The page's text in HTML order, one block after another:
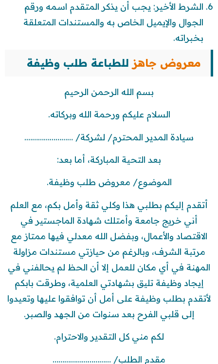
الشرط الأخير: يجب أن يذكر المتقدم اسمه ورقم
الجوال والإيميل الخاص به والمستندات المتعلقة
بخبراته.
معروض جاهز للطباعة طلب وظيفة
بسم الله الرحمن الرحيم
السلام عليكم ورحمة الله وبركاته.
سيادة المدير المحترم/ لشركة/ …………………….
بعد التحية المباركة، أما بعد:
الموضوع/ معروض طلب وظيفة.
أتقدم إليكم بطلبي هذا وكلي ثقة وأمل بكم، مع العلم
أني خريج جامعة وأمتلك شهادة الماجستير في
الاقتصاد والأعمال، وبفضل الله معدلي فيها ممتاز مع
مرتبة الشرف، وبالرغم من حيازتي مستندات مزاولة
المهنة في أي مكان للعمل إلا أن الحظ لم يحالفني في
إيجاد وظيفة تليق بشهادتي العلمية، وطرقت بابكم
لأتقدم بطلب وظيفة على أمل أن توافقوا عليها وتعيدوا
إلى قلبي الفرح بعد سنوات من الجهد والصبر.
لكم مني كل التقدير والاحترام.
مقدم الطلب/ …………………………